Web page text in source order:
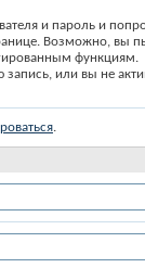
и пароль и
Возможно, вы
функциям.
или вы не
.